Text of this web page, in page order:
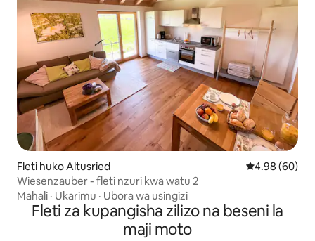
Fleti huko Altusried Ukadiriaji wa
4.98 (60)
Wiesenzauber - fleti nzuri kwa watu 2
Mahali · Ukarimu · Ubora wa usingizi
Fleti za kupangisha zilizo na beseni la
maji moto